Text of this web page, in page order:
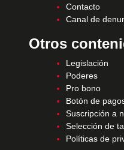
Contacto
Canal de
Otros
Legislación
Poderes
Pro bono
Botón de
Suscripción a
Selección de
Políticas de